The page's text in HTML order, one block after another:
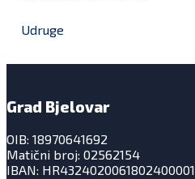
Udruge
Grad Bjelovar
OIB: 18970641692
Matični broj: 02562154
IBAN: HR4324020061802400001